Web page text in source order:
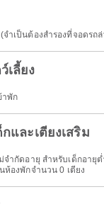
ำเป็นต้องสำรองที่จอดรถ
เลี้ยง
าพัก
และเตียงเสริม
จำกัดอายุ สำหรับเด็กอา
ห้องพักจำนวน 0 เตียง